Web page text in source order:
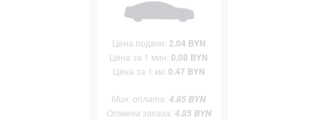
Цена подачи: 2.04 BYN
Цена за 1 мин:0.08 BYN
Цена за 1 км: 0.47 BYN
Мин. оплата:4.85 BYN
Отмена заказа:4.85 BYN